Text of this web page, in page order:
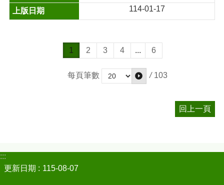
114-01-17
1 2 3 4 ... 6
每頁筆數 / 103
回上一頁
:::
更新日期
115-08-07